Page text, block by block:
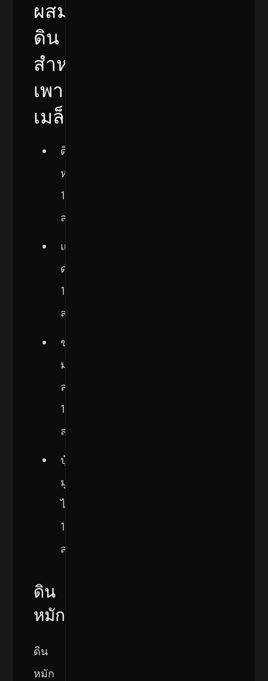
ผสม
ดิน
สำหรับ
เพาะ
เมล็ด
ดิน
หมัก
1
ส่วน
แกลบ
ดำ
1
ส่วน
ขุย
มะพร้าว
ละเอียด
1
ส่วน
ปุ๋ย
มูล
ไส้เดือน
1/2
ส่วน
ดิน
หมัก
ดิน
หมัก